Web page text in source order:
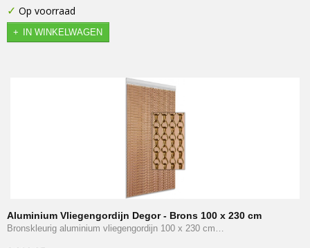
✓ Op voorraad
IN WINKELWAGEN
Aluminium Vliegengordijn Degor - Brons 100 x 230 cm
Bronskleurig aluminium vliegengordijn 100 x 230 cm…